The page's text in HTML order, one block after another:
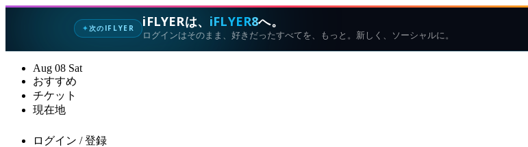
✦次のIFLYER iFLYERは、 iFLYER8へ。
ログインはそのまま、好きだったすべてを、もっと。新しく、ソーシャルに。
Aug 08 Sat
おすすめ
チケット
現在地
ログイン / 登録